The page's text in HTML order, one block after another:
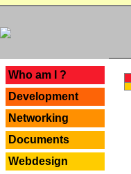
Who am I ?
Development
Networking
Documents
Webdesign